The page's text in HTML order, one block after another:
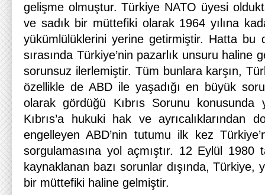
gelişme olmuştur. Türkiye NATO üyesi
ve sadık bir müttefiki olarak 1964 yılına
yükümlülüklerini yerine getirmiştir. Hatta bu
sırasında Türkiye’nin pazarlık unsuru haline
sorunsuz ilerlemiştir. Tüm bunlara karşın,
özellikle de ABD ile yaşadığı en büyük
olarak gördüğü Kıbrıs Sorunu konusunda
Kıbrıs’a hukuki hak ve ayrıcalıklarından
engelleyen ABD’nin tutumu ilk kez
sorgulamasına yol açmıştır. 12 Eylül 1980
kaynaklanan bazı sorunlar dışında, Türkiye,
bir müttefiki haline gelmiştir.